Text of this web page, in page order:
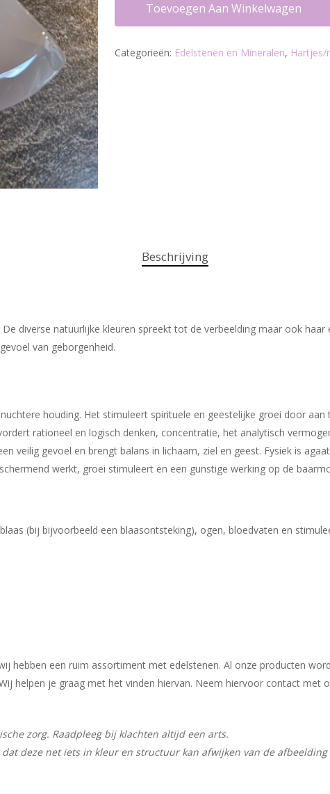
Toevoegen Aan Winkelwagen
Categorieën: Edelstenen en Mineralen, Hartjes/
Beschrijving
diverse natuurlijke kleuren spreekt tot de verbeelding maar ook
van geborgenheid.
houding. Het stimuleert spirituele en geestelijke groei door
rationeel en logisch denken, concentratie, het analytisch
veilig gevoel en brengt balans in lichaam, ziel en geest. Fysiek is
werkt, groei stimuleert en een gunstige werking op de
(bij bijvoorbeeld een blaasontsteking), ogen, bloedvaten en
hebben een ruim assortiment met edelstenen. Al onze producten
helpen je graag met het vinden hiervan. Neem hiervoor contact met
zorg. Raadpleeg bij klachten altijd een arts.
deze net iets in kleur en structuur kan afwijken van de afbeelding